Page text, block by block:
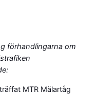
förhandlingarna om
MTR Mälartåg